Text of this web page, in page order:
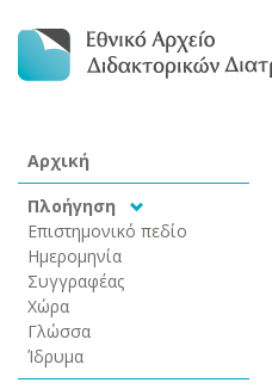
Αρχική
Πλοήγηση
Επιστημονικό πεδίο
Ημερομηνία
Συγγραφέας
Χώρα
Γλώσσα
Ίδρυμα